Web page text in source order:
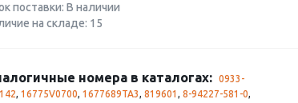
поставки: В наличии
на складе: 15
номера в каталогах:
0933-
, 16775V0700, 1677689TA3, 819601 , 8-94227-581-0,